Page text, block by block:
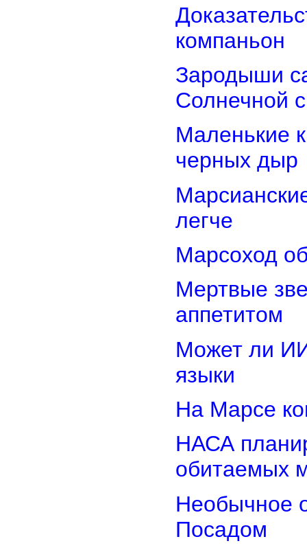
компаньон
Зародыши
Солнечной
Маленькие
черных дыр
легче
Марсоход
Мертвые
аппетитом
Может ли
языки
На Марсе
НАСА
обитаемых
Необычное
Посадом